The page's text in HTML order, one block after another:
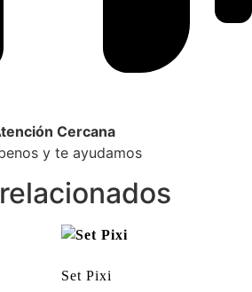
Cercana
y te ayudamos
Set Pixi